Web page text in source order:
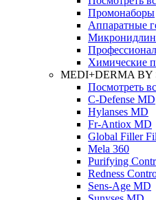
Промонаборы
Аппаратные
Химические
MEDI+DERMA BY
Посмотреть
C-Defense MD
Hylanses MD
Fr‑Antiox MD
Global Filler
Mela 360
Purifying
Redness
Sens-Age MD